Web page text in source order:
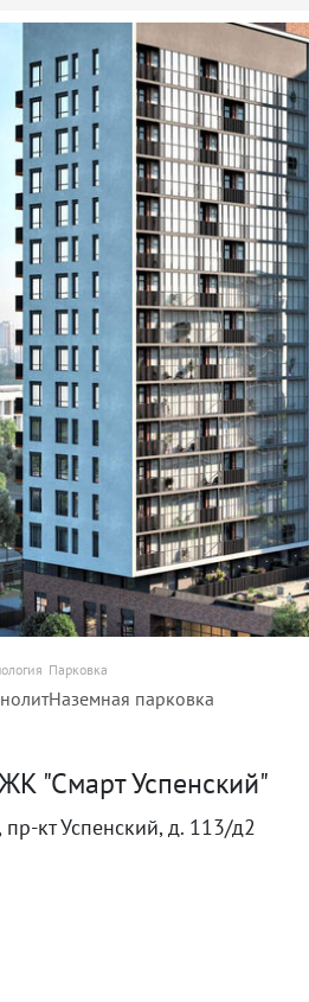
Парковка
Наземная парковка
"Смарт Успенский"
кт Успенский, д. 113/д2